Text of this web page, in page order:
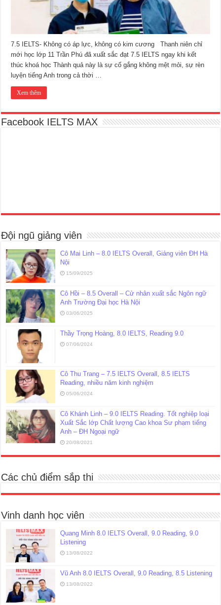
7.5 IELTS- Không có áp lực, không có kim cương Thanh niên chỉ
mới học lớp 11 Trần Phú đã xuất sắc đạt 7.5 IELTS ngay khi kết
thúc khoá học Thành quả này là sự cố gắng không mệt mỏi, sự rèn
luyện tiếng Anh trong cả thời …
Xem thêm
Facebook IELTS MAX
Đội ngũ giảng viên
Cô Mai Linh – 8.0 IELTS Overall, Giảng viên ĐH Hà
Nội
15/09/2025
Cô Hồi – 8.5 Overall – Cử nhân xuất sắc Ngôn ngữ
Anh Trường Đại học Hà Nội
03/06/2025
Thầy Trọng Hoàng, 8.0 IELTS, Reading 9.0
07/06/2024
Cô Thu Trang – 7.5 IELTS Overall, 8.5 IELTS
Reading, nhiều năm kinh nghiệm
05/06/2024
Cô Khánh Linh – 9.0 IELTS Reading. Tốt nghiệp loại
Xuất Sắc lớp Chất lượng Cao khoa Sư phạm tiếng
Anh – ĐH Ngoại ngữ
20/08/2021
Các chủ điểm sắp thi
Vinh danh học viên
Quang Minh 8.0 IELTS Overall, 9.0 Reading, 9.0
Listening
13/08/2022
Vũ Anh 8.0 IELTS Overall, 9.0 Reading, 8.5 Listening
13/08/2022